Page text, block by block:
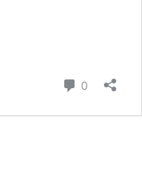
0 Comments